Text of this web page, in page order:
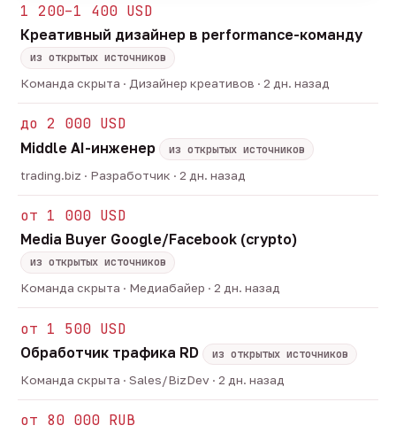
1 200–1 400 USD
Креативный дизайнер в performance-команду
из открытых источников
Команда скрыта · Дизайнер креативов · 2 дн. назад
до 2 000 USD
Middle AI-инженер
из открытых источников
trading.biz · Разработчик · 2 дн. назад
от 1 000 USD
Media Buyer Google/Facebook (crypto)
из открытых источников
Команда скрыта · Медиабайер · 2 дн. назад
от 1 500 USD
Обработчик трафика RD
из открытых источников
Команда скрыта · Sales/BizDev · 2 дн. назад
от 80 000 RUB